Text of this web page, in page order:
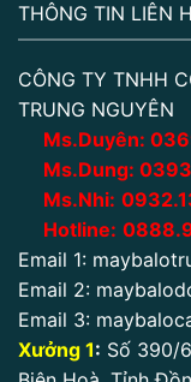
THÔNG TIN LIÊN
CÔNG TY TNHH
TRUNG NGUYÊN
Ms.Duyên: 0
Ms.Dung:
Ms.Nhi:
Hotline:
Email 1:
Email 2:
Email 3:
Xưởng 1: Số 390/